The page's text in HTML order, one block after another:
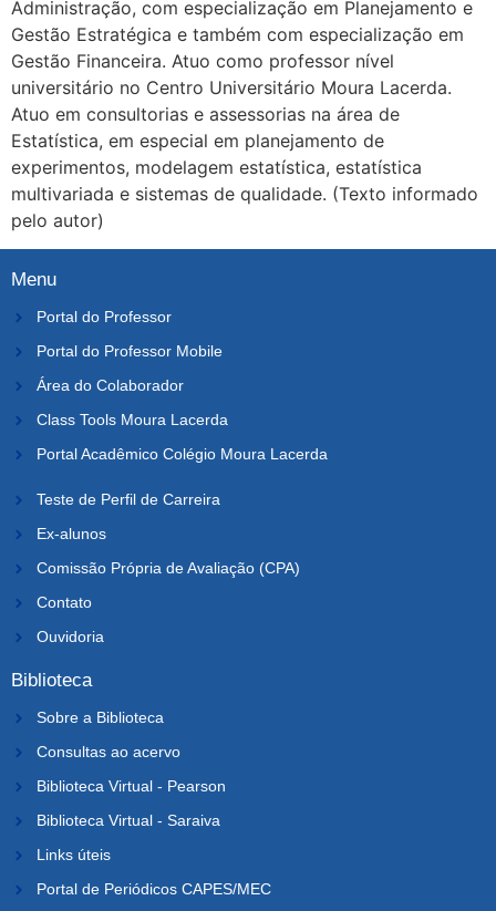
Administração, com especialização em Planejamento e
Gestão Estratégica e também com especialização em
Gestão Financeira. Atuo como professor nível
universitário no Centro Universitário Moura Lacerda.
Atuo em consultorias e assessorias na área de
Estatística, em especial em planejamento de
experimentos, modelagem estatística, estatística
multivariada e sistemas de qualidade. (Texto informado
pelo autor)
Menu
Portal do Professor
Portal do Professor Mobile
Área do Colaborador
Class Tools Moura Lacerda
Portal Acadêmico Colégio Moura Lacerda
Teste de Perfil de Carreira
Ex-alunos
Comissão Própria de Avaliação (CPA)
Contato
Ouvidoria
Biblioteca
Sobre a Biblioteca
Consultas ao acervo
Biblioteca Virtual - Pearson
Biblioteca Virtual - Saraiva
Links úteis
Portal de Periódicos CAPES/MEC